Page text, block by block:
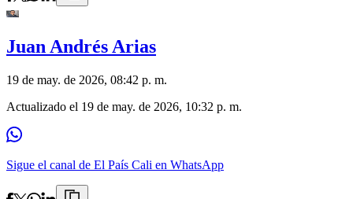
Juan Andrés Arias
19 de may. de 2026, 08:42 p. m.
Actualizado el 19 de may. de 2026, 10:32 p. m.
Sigue el canal de El País Cali en WhatsApp